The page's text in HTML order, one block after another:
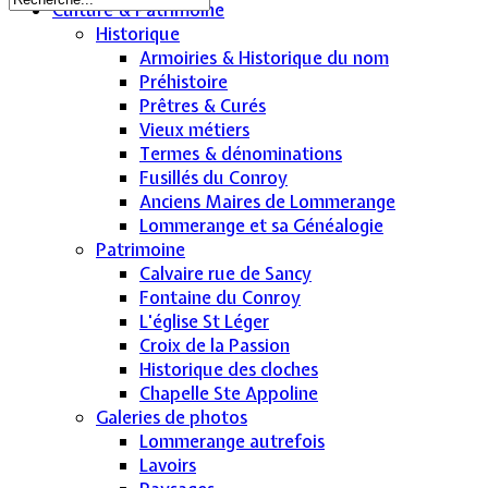
Culture & Patrimoine
Historique
Armoiries & Historique du nom
Préhistoire
Prêtres & Curés
Vieux métiers
Termes & dénominations
Fusillés du Conroy
Anciens Maires de Lommerange
Lommerange et sa Généalogie
Patrimoine
Calvaire rue de Sancy
Fontaine du Conroy
L'église St Léger
Croix de la Passion
Historique des cloches
Chapelle Ste Appoline
Galeries de photos
Lommerange autrefois
Lavoirs